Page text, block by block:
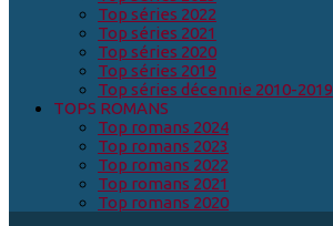
Top séries 2022
Top séries 2021
Top séries 2020
Top séries 2019
Top séries décennie 2010-2019
TOPS ROMANS
Top romans 2024
Top romans 2023
Top romans 2022
Top romans 2021
Top romans 2020